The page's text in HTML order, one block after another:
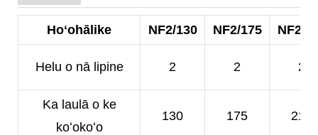
Hoʻohālike NF2/130 NF2/175 NF2/
Helu o nā lipine 2 2 2
Ka laulā o ke
koʻokoʻo
130 175 210